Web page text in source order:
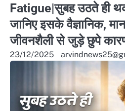
Fatigue|सुबह उठते ही
जानिए इसके वैज्ञानिक,
जीवनशैली से जुड़े छुपे
23/12/2025